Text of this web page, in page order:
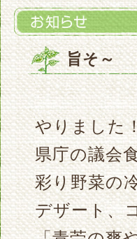
旨そ～
やりました
県庁の議会
彩り野菜の
デザート、